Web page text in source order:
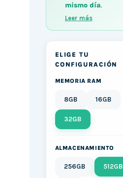
mismo día.
Leer más
ELIGE TU
CONFIGURACIÓN
MEMORIA RAM
8GB 16GB
32GB
ALMACENAMIENTO
256GB 512GB